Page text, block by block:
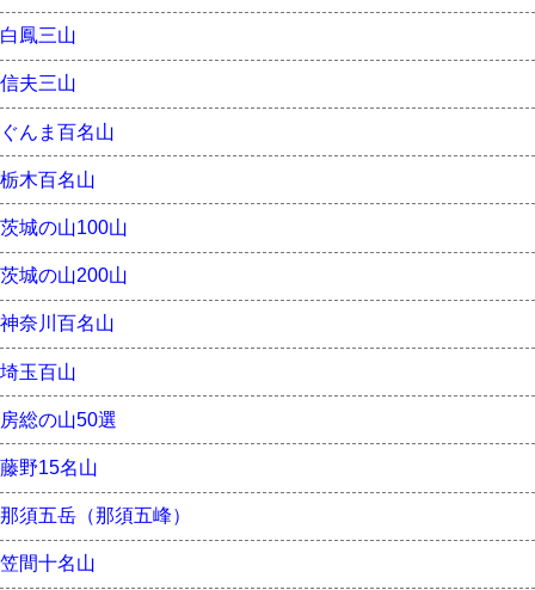
白鳳三山
信夫三山
ぐんま百名山
栃木百名山
茨城の山100山
茨城の山200山
神奈川百名山
埼玉百山
房総の山50選
藤野15名山
那須五岳（那須五峰）
笠間十名山